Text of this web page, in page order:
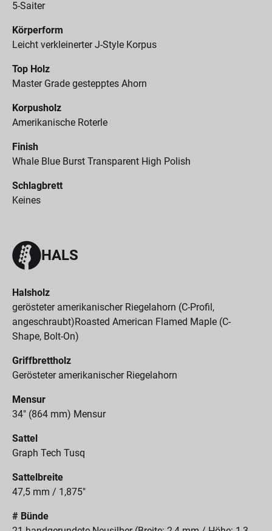
5-Saiter
Körperform
Leicht verkleinerter J-Style Korpus
Top Holz
Master Grade gestepptes Ahorn
Korpusholz
Amerikanische Roterle
Finish
Whale Blue Burst Transparent High Polish
Schlagbrett
Keines
HALS
Halsholz
gerösteter amerikanischer Riegelahorn (C-Profil,
angeschraubt)Roasted American Flamed Maple (C-
Shape, Bolt-On)
Griffbrettholz
Gerösteter amerikanischer Riegelahorn
Mensur
34" (864 mm) Mensur
Sattel
Graph Tech Tusq
Sattelbreite
47,5 mm / 1,875"
# Bünde